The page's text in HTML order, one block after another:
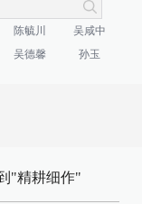
陈毓川
吴咸中
吴德馨 孙玉
"精耕细作"